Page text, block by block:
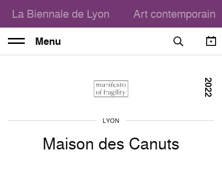
La Biennale de Lyon Art contemporain
Menu
LYON
Maison des Canuts
2022